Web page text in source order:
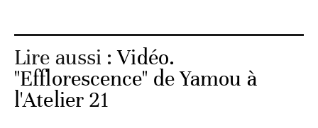
Lire aussi :Vidéo.
"Efflorescence" de Yamou à
l'Atelier 21